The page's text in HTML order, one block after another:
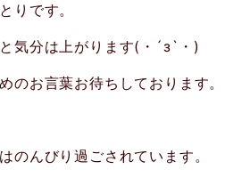
りです。
気分は上がります(・´з`・)
のお言葉お待ちしております。
のんびり過ごされています。